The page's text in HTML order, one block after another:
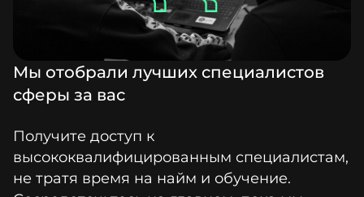
Мы отобрали лучших специалистов
сферы за вас
Получите доступ к
высококвалифицированным специалистам,
не тратя время на найм и обучение.